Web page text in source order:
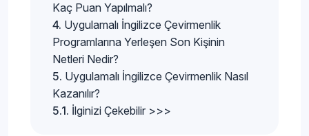
Kaç Puan Yapılmalı?
Uygulamalı İngilizce Çevirmenlik
Programlarına Yerleşen Son Kişinin
Netleri Nedir?
Uygulamalı İngilizce Çevirmenlik Nasıl
Kazanılır?
İlginizi Çekebilir >>>